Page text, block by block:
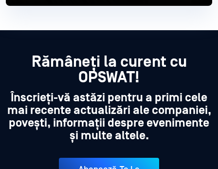
Citește mai mult
Rămâneți la curent cu
OPSWAT!
Înscrieți-vă astăzi pentru a primi cele
mai recente actualizări ale companiei,
povești, informații despre evenimente
și multe altele.